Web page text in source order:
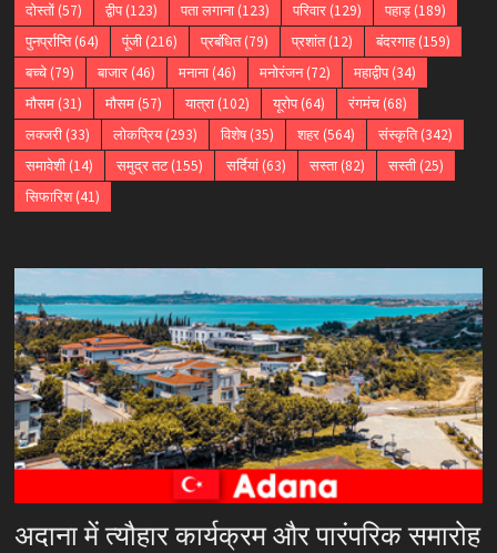
दोस्तों(57) द्वीप(123) पता लगाना(123) परिवार(129) पहाड़(189)
पुनर्प्राप्ति(64) पूंजी(216) प्रबंधित(79) प्रशांत(12) बंदरगाह(159)
बच्चे(79) बाजार(46) मनाना(46) मनोरंजन(72) महाद्वीप(34)
मौसम(31) मौसम(57) यात्रा(102) यूरोप(64) रंगमंच(68)
लक्जरी(33) लोकप्रिय(293) विशेष(35) शहर(564) संस्कृति(342)
समावेशी(14) समुद्र तट(155) सर्दियां(63) सस्ता(82) सस्ती(25)
सिफारिश(41)
अदाना में त्यौहार कार्यक्रम और पारंपरिक समारोह